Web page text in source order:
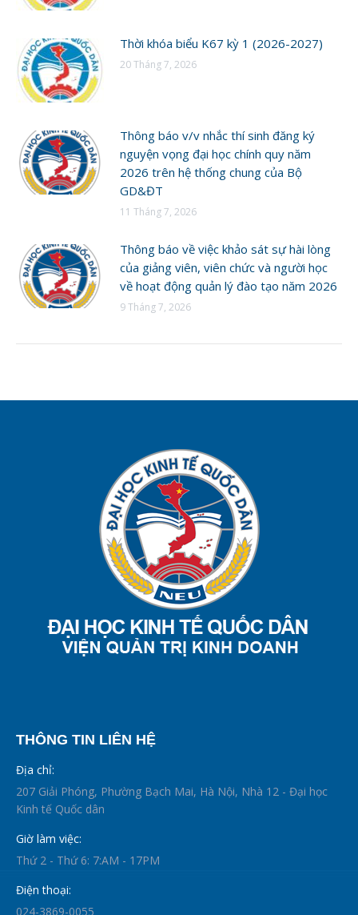
Thời khóa biểu K67 kỳ 1 (2026-2027)
20 Tháng 7, 2026
Thông báo v/v nhắc thí sinh đăng ký
nguyện vọng đại học chính quy năm
2026 trên hệ thống chung của Bộ
GD&ĐT
11 Tháng 7, 2026
Thông báo về việc khảo sát sự hài lòng
của giảng viên, viên chức và người học
về hoạt động quản lý đào tạo năm 2026
9 Tháng 7, 2026
THÔNG TIN LIÊN HỆ
Địa chỉ:
207 Giải Phóng, Phường Bạch Mai, Hà Nội, Nhà 12 - Đại học
Kinh tế Quốc dân
Giờ làm việc:
Thứ 2 - Thứ 6: 7:AM - 17PM
Điện thoại:
024-3869-0055